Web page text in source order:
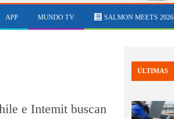
APP MUNDO TV SALMON MEETS 2026
e Intemit buscan
ÚLTIMAS